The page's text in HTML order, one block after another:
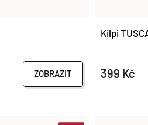
ZOBRAZIT
Kilpi
399 Kč